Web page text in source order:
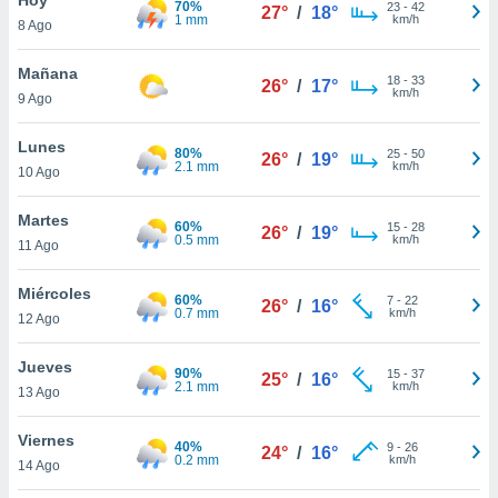
en
más
nuestra
de
cookies
aceptar
8 Ago
70%
1 mm
27° / 18° 23- 42
km/h
Mañana
9 Ago
26° / 17° 18- 33
km/h
Lunes
10 Ago
80%
2.1 mm
26° / 19° 25- 50
km/h
Martes
11 Ago
60%
0.5 mm
26° / 19° 15- 28
km/h
Miércoles
12 Ago
60%
0.7 mm
26° / 16° 7- 22
km/h
Jueves
13 Ago
90%
2.1 mm
25° / 16° 15- 37
km/h
Viernes
14 Ago
40%
0.2 mm
24° / 16° 9- 26
km/h